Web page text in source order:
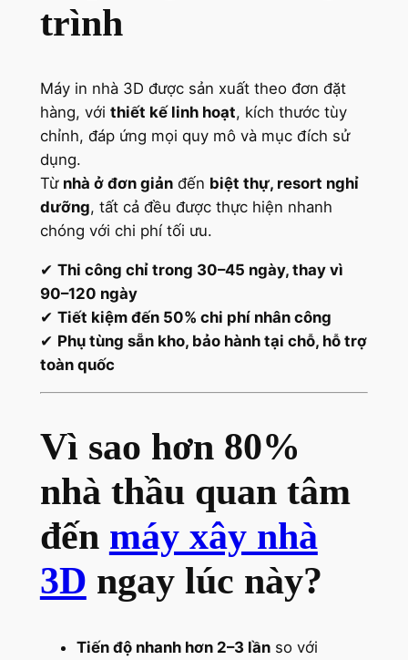
trình
Máy in nhà 3D được sản xuất theo đơn đặt
hàng, với thiết kế linh hoạt, kích thước tùy
chỉnh, đáp ứng mọi quy mô và mục đích sử
dụng.
Từ nhà ở đơn giảnđến biệt thự, resort nghỉ
dưỡng, tất cả đều được thực hiện nhanh
chóng với chi phí tối ưu.
✔ Thi công chỉ trong 30–45 ngày, thay vì
90–120 ngày
✔ Tiết kiệm đến 50% chi phí nhân công
✔ Phụ tùng sẵn kho, bảo hành tại chỗ, hỗ trợ
toàn quốc
Vì sao hơn 80%
nhà thầu quan tâm
đến máy xây nhà
3D ngay lúc này?
Tiến độ nhanh hơn 2–3 lầnso với